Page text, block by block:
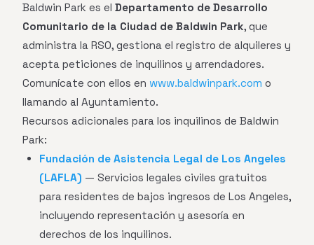
Baldwin Park es el Departamento de Desarrollo
Comunitario de la Ciudad de Baldwin Park, que
administra la RSO, gestiona el registro de alquileres y
acepta peticiones de inquilinos y arrendadores.
Comunícate con ellos en www.baldwinpark.com o
llamando al Ayuntamiento.
Recursos adicionales para los inquilinos de Baldwin
Park:
Fundación de Asistencia Legal de Los Angeles
(LAFLA) — Servicios legales civiles gratuitos
para residentes de bajos ingresos de Los Angeles,
incluyendo representación y asesoría en
derechos de los inquilinos.